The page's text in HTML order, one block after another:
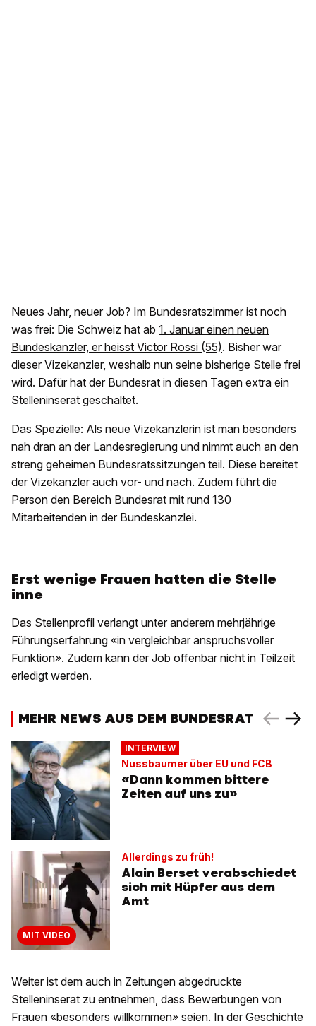
Neues Jahr, neuer Job? Im Bundesratszimmer ist noch
was frei: Die Schweiz hat ab 1. Januar einen neuen
Bundeskanzler, er heisst Victor Rossi (55). Bisher war
dieser Vizekanzler, weshalb nun seine bisherige Stelle frei
wird. Dafür hat der Bundesrat in diesen Tagen extra ein
Stelleninserat geschaltet.
Das Spezielle: Als neue Vizekanzlerin ist man besonders
nah dran an der Landesregierung und nimmt auch an den
streng geheimen Bundesratssitzungen teil. Diese bereitet
der Vizekanzler auch vor- und nach. Zudem führt die
Person den Bereich Bundesrat mit rund 130
Mitarbeitenden in der Bundeskanzlei.
Erst wenige Frauen hatten die Stelle
inne
Das Stellenprofil verlangt unter anderem mehrjährige
Führungserfahrung «in vergleichbar anspruchsvoller
Funktion». Zudem kann der Job offenbar nicht in Teilzeit
erledigt werden.
MEHR NEWS AUS DEM BUNDESRAT
INTERVIEW
Nussbaumer über EU und FCB
«Dann kommen bittere
Zeiten auf uns zu»
MIT VIDEO
Allerdings zu früh!
Alain Berset verabschiedet
sich mit Hüpfer aus dem
Amt
Weiter ist dem auch in Zeitungen abgedruckte
Stelleninserat zu entnehmen, dass Bewerbungen von
Frauen «besonders willkommen» seien. In der Geschichte